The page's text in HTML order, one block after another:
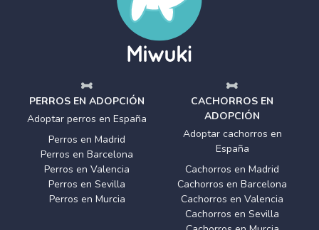
PERROS EN ADOPCIÓN
Adoptar perros en España
Perros en Madrid
Perros en Barcelona
Perros en Valencia
Perros en Sevilla
Perros en Murcia
CACHORROS EN
ADOPCIÓN
Adoptar cachorros en
España
Cachorros en Madrid
Cachorros en Barcelona
Cachorros en Valencia
Cachorros en Sevilla